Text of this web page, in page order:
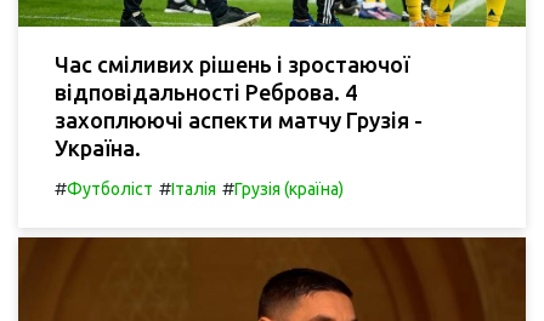
Час сміливих рішень і зростаючої
відповідальності Реброва. 4
захоплюючі аспекти матчу Грузія -
Україна.
#Футболіст #Італія #Грузія (країна)